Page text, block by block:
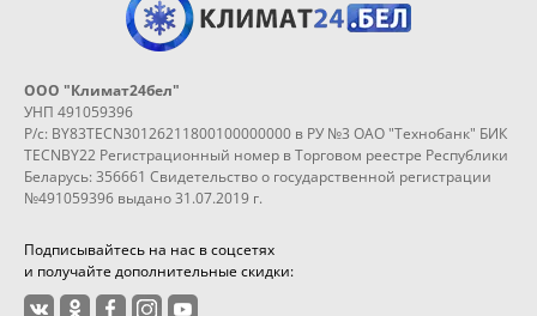
ООО "Климат24бел"
УНП 491059396
Р/с: BY83TECN30126211800100000000 в РУ №3 ОАО "Технобанк" БИК
TECNBY22 Регистрационный номер в Торговом реестре Республики
Беларусь: 356661 Свидетельство о государственной регистрации
№491059396 выдано 31.07.2019 г.
Подписывайтесь на нас в соцсетях
и получайте дополнительные скидки: